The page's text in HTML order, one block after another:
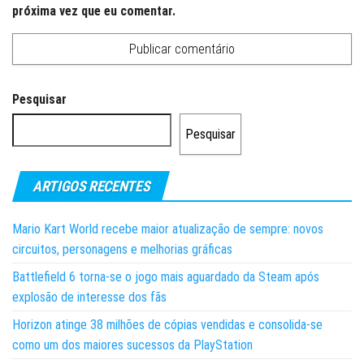
próxima vez que eu comentar.
Pesquisar
Pesquisar
ARTIGOS RECENTES
Mario Kart World recebe maior atualização de sempre: novos
circuitos, personagens e melhorias gráficas
Battlefield 6 torna-se o jogo mais aguardado da Steam após
explosão de interesse dos fãs
Horizon atinge 38 milhões de cópias vendidas e consolida-se
como um dos maiores sucessos da PlayStation